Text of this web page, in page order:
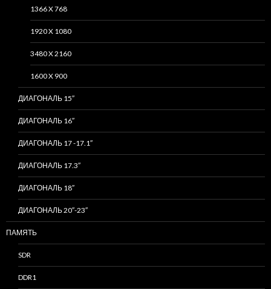
1366 X 768
1920 X 1080
3480 X 2160
1600 X 900
ДИАГОНАЛЬ 15″
ДИАГОНАЛЬ 16″
ДИАГОНАЛЬ 17 -17.1″
ДИАГОНАЛЬ 17.3″
ДИАГОНАЛЬ 18″
ДИАГОНАЛЬ 20″-23″
ПАМЯТЬ
SDR
DDR1